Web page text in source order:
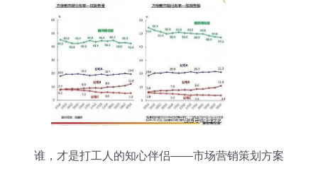
谁，才是打工人的知心伴侣——市场营销策划方案